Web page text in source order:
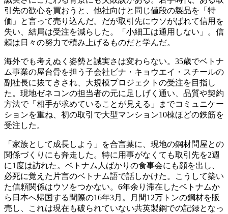
引先の歓心を買おうと、他社向けと同じ値段の製品を「特
価」と言って売り込んだ。だが取引先にウソがばれて信用を
失い、結局は受注を減らした。「小細工は通用しない」。信
頼は日々の努力で積み上げるものだと学んだ。
海外でも考えぬく姿勢と誠実さは変わらない。35歳でベトナ
ム事業の屋台骨を担う子会社ビナ・キョウエイ・スチールの
副社長に抜てきされ、大規模プロジェクトの受注を目指し
た。現地ゼネコンの担当者の元に足しげく通い、品質や契約
方法で「相手が求めていることが見える」までコミュニケー
ションを重ね、初の取引で大型マンション10棟ほどの鉄筋を
受注した。
「家族として成長しよう」を合言葉に、現地の鋼材問屋との
関係づくりにも奔走した。特に用事がなくても取引先を2週
に1度は訪れた。ベトナム人ばかりの食事会にも顔を出し、
必死に覚えた片言のベトナム語で話しかけた。こうして築い
た信頼関係はウソをつかない。6年余り滞在したベトナムか
ら日本へ帰国する間際の16年3月。月間12万トンの鋼材を販
売し、これは現在も破られていない共英製鋼での記録となっ